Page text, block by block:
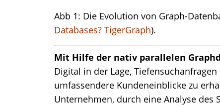
Abb 1: Die Evolution von Graph-
Databases? TigerGraph).
Mit Hilfe der nativ parallelen
Digital in der Lage,
umfassendere Kundeneinblicke zu
Unternehmen, durch eine Analyse des